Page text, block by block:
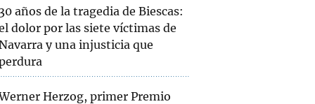
30 años de la tragedia de Biescas:
dolor por las siete víctimas de
y una injusticia que
Herzog, primer Premio